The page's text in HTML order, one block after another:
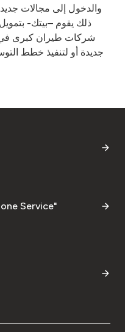
والدخول إلى مجالات
ذلك يقوم –بيتك-
شركات طيران كبرى في
جديدة أو لتنفيذ خطط
Service"